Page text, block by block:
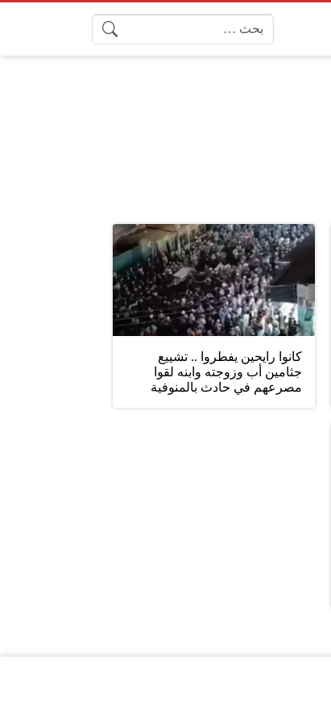
كانوا رايحين يفطروا .. تشييع
جثامين أب وزوجته وابنه لقوا
مصرعهم في حادث بالمنوفية